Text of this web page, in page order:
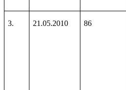
3. 21.05.2010 86